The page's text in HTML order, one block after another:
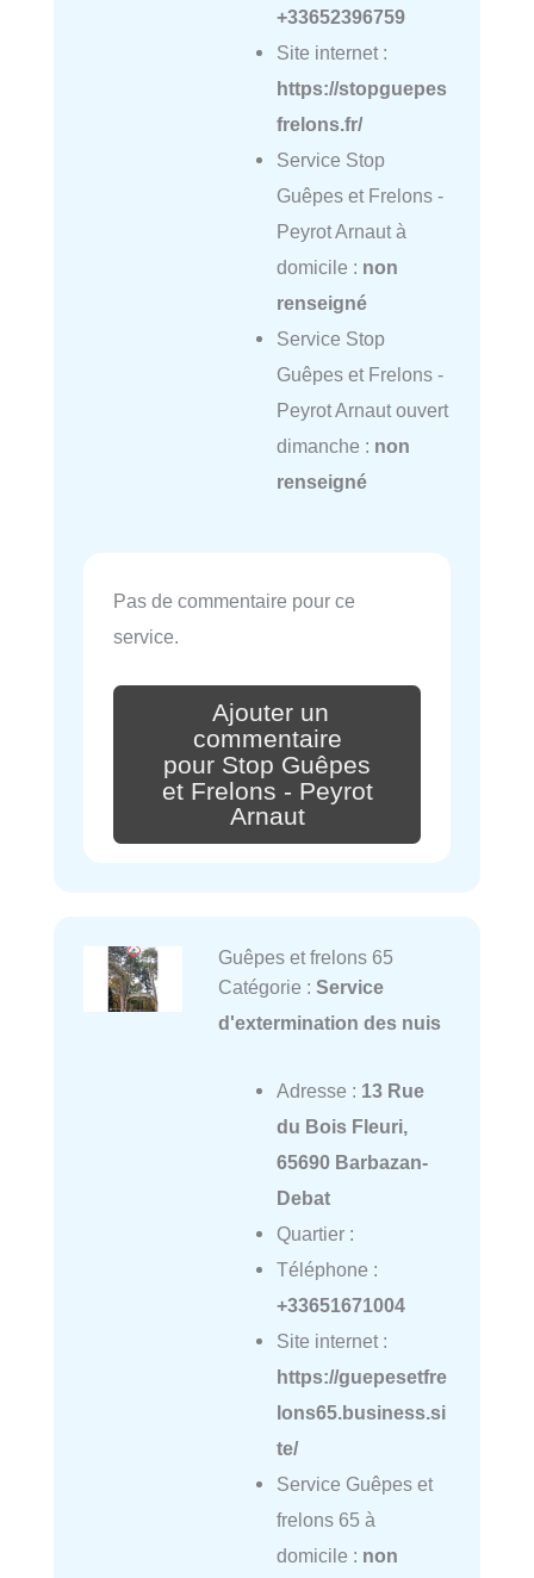
+33652396759
Site internet :
https://stopguepes
frelons.fr/
Service Stop
Guêpes et Frelons -
Peyrot Arnaut à
domicile : non
renseigné
Service Stop
Guêpes et Frelons -
Peyrot Arnaut ouvert
dimanche : non
renseigné
Pas de commentaire pour ce
service.
Ajouter un
commentaire
pour Stop Guêpes
et Frelons - Peyrot
Arnaut
Guêpes et frelons 65
Catégorie : Service
d'extermination des nuis
Adresse : 13 Rue
du Bois Fleuri,
65690 Barbazan-
Debat
Quartier :
Téléphone :
+33651671004
Site internet :
https://guepesetfre
lons65.business.si
te/
Service Guêpes et
frelons 65 à
domicile : non